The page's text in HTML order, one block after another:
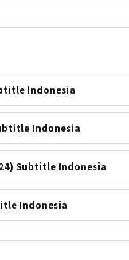
Indonesia
Indonesia
Subtitle Indonesia
Indonesia